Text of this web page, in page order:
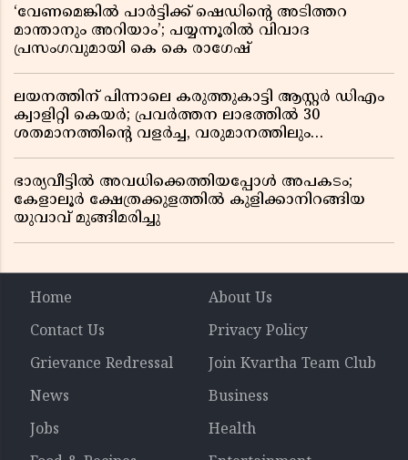
‘വേണമെങ്കിൽ പാർട്ടിക്ക് ഷെഡിൻ്റെ അടിത്തറ
മാന്താനും അറിയാം’; പയ്യന്നൂരിൽ വിവാദ
പ്രസംഗവുമായി കെ കെ രാഗേഷ്
ലയനത്തിന് പിന്നാലെ കരുത്തുകാട്ടി ആസ്റ്റർ ഡിഎം
ക്വാളിറ്റി കെയർ; പ്രവർത്തന ലാഭത്തിൽ 30
ശതമാനത്തിൻ്റെ വളർച്ച, വരുമാനത്തിലും
റിപ്പോർട്ട് പുറത്ത്
ഭാര്യവീട്ടിൽ അവധിക്കെത്തിയപ്പോൾ അപകടം;
കേളാലൂർ ക്ഷേത്രക്കുളത്തിൽ കുളിക്കാനിറങ്ങിയ
യുവാവ് മുങ്ങിമരിച്ചു
Home
About Us
Contact Us
Privacy Policy
Grievance Redressal
Join Kvartha Team Club
News
Business
Jobs
Health